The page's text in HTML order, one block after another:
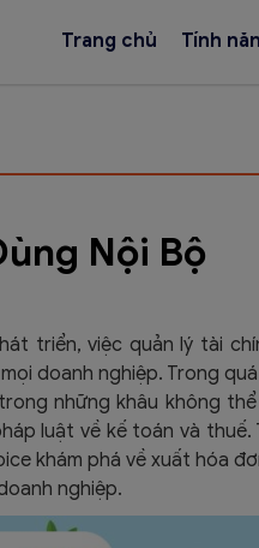
Trang chủ Tính
Nội Bộ
triển, việc quản lý tài
doanh nghiệp. Trong
những khâu không
luật về kế toán và
khám phá về xuất hóa
nghiệp.